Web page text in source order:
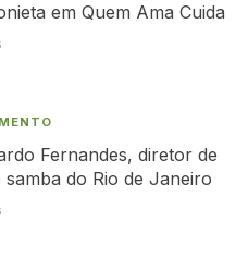
em Quem Ama Cuida
Fernandes, diretor de
samba do Rio de Janeiro